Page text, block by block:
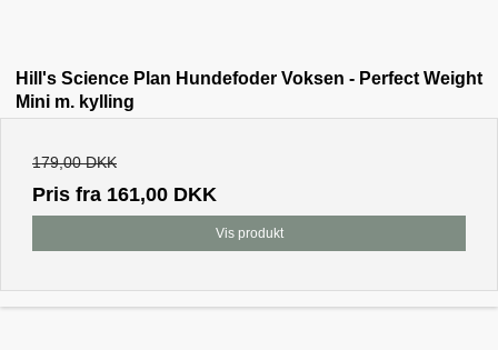
Hill's Science Plan Hundefoder Voksen - Perfect Weight
Mini m. kylling
179,00 DKK
Pris fra 161,00 DKK
Vis produkt